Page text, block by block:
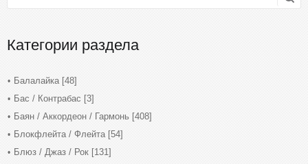
Категории раздела
Балалайка [48]
Бас / Контрабас [3]
Баян / Аккордеон / Гармонь [408]
Блокфлейта / Флейта [54]
Блюз / Джаз / Рок [131]